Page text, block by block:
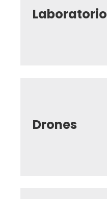
Laboratorio
Drones